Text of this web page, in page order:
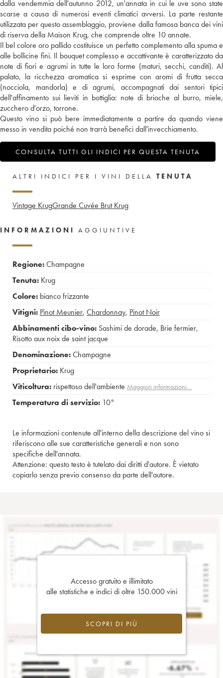
dalla vendemmia dell'autunno 2012, un'annata in cui le uve sono state
scarse a causa di numerosi eventi climatici avversi. La parte restante
utilizzata per questo assemblaggio, proviene dalla famosa banca dei vini
di riserva della Maison Krug, che comprende oltre 10 annate.
Il bel colore oro pallido costituisce un perfetto complemento alla spuma e
alle bollicine fini. Il bouquet complesso e accattivante è caratterizzato da
note di fiori e agrumi in tutte le loro forme (maturi, secchi, canditi). Al
palato, la ricchezza aromatica si esprime con aromi di frutta secca
(nocciola, mandorla) e di agrumi, accompagnati dai sentori tipici
dell'affinamento sui lieviti in bottiglia: note di brioche al burro, miele,
zucchero d'orzo, torrone.
Questo vino si può bere immediatamente a partire da quando viene
messo in vendita poiché non trarrà benefici dall'invecchiamento.
CONSULTA TUTTI GLI INDICI PER QUESTA TENUTA
ALTRI INDICI PER I VINI DELLA TENUTA
Vintage KrugGrande Cuvée Brut Krug
INFORMAZIONI AGGIUNTIVE
Regione:Champagne
Tenuta: Krug
Colore: bianco frizzante
Vitigni: Pinot Meunier, Chardonnay, Pinot Noir
Abbinamenti cibo-vino: Sashimi de dorade, Brie fermier,
Risotto aux noix de saint jacque
Denominazione:Champagne
Proprietario: Krug
Viticoltura: rispettoso dell'ambiente Maggiori informazioni…
Temperatura di servizio: 10°
Le informazioni contenute all'interno della descrizione del vino si
riferiscono alle sue caratteristiche generali e non sono
specifiche dell'annata.
Attenzione: questo testo è tutelato dai diritti d'autore. È vietato
copiarlo senza previo consenso da parte dell'autore.
Accesso gratuito e illimitato
alle statistiche e indici di oltre 150.000 vini
SCOPRI DI PIÙ